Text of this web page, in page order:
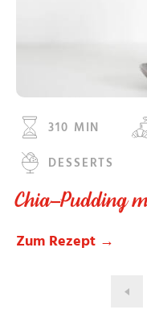
310 MIN
DESSERTS
Chia-Pudding
Zum Rezept →